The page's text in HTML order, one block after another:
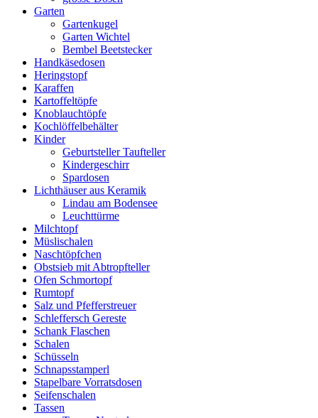
Garten
Gartenkugel
Garten Wichtel
Bembel Beetstecker
Handkäsedosen
Heringstopf
Karaffen
Kartoffeltöpfe
Knoblauchtöpfe
Kochlöffelbehälter
Kinder
Geburtsteller Taufteller
Kindergeschirr
Spardosen
Lichthäuser aus Keramik
Lindau am Bodensee
Leuchttürme
Milchtopf
Müslischalen
Naschtöpfchen
Obstsieb mit Abtropfteller
Ofen Schmortopf
Rumtopf
Salz und Pfefferstreuer
Schleffersch Gereste
Schank Flaschen
Schalen
Schüsseln
Schnapsstamperl
Stapelbare Vorratsdosen
Seifenschalen
Tassen